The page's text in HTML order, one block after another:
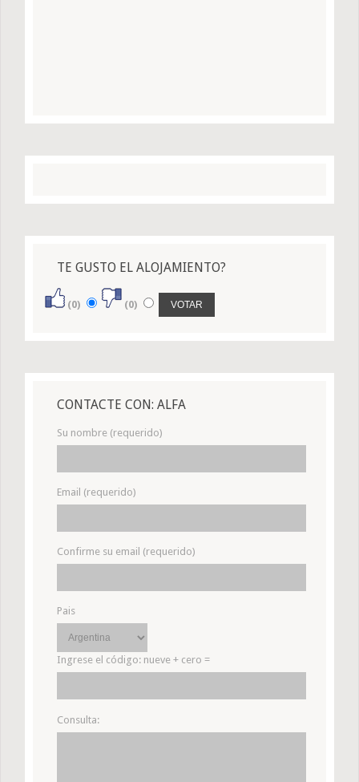
TE GUSTO EL ALOJAMIENTO?
(0) (0)
CONTACTE CON: ALFA
Su nombre (requerido)
Email (requerido)
Confirme su email (requerido)
Pais
Ingrese el código: nueve + cero =
Consulta: